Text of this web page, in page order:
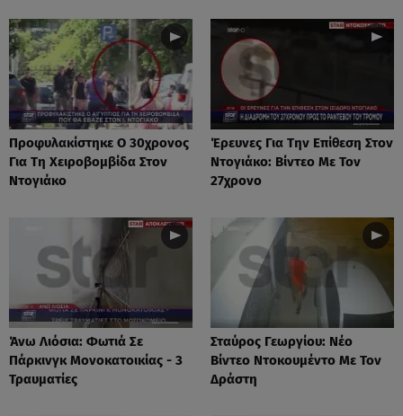
Προφυλακίστηκε Ο 30χρονος
Για Τη Χειροβομβίδα Στον
Ντογιάκο
Έρευνες Για Την Επίθεση Στον
Ντογιάκο: Βίντεο Με Τον
27χρονο
Άνω Λιόσια: Φωτιά Σε
Πάρκινγκ Μονοκατοικίας - 3
Τραυματίες
Σταύρος Γεωργίου: Νέο
Βίντεο Ντοκουμέντο Με Τον
Δράστη